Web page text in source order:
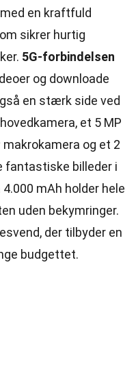
en kraftfuld
sikrer hurtig
5G-forbindelsen
og downloade
en stærk side ved
et 5 MP
og et 2
fantastiske billeder i
mAh holder hele
uden bekymringer.
der tilbyder en
budgettet.